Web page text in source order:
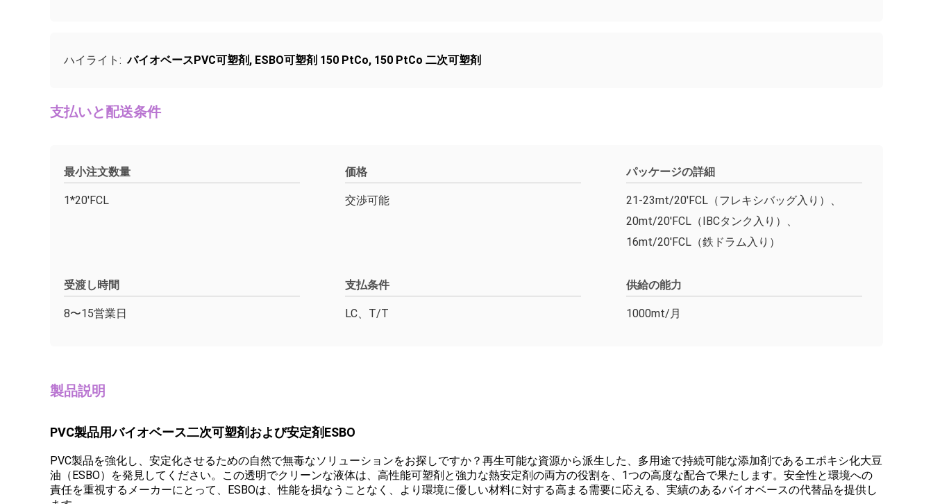
ハイライト: バイオベースPVC可塑剤 , ESBO可塑剤 150 PtCo, 150 PtCo 二次可塑剤
支払いと配送条件
最小注文数量
1*20'FCL
価格
交渉可能
パッケージの詳細
21-23mt/20'FCL（フレキシバッグ入り）、
20mt/20'FCL（IBCタンク入り）、
16mt/20'FCL（鉄ドラム入り）
受渡し時間
8〜15営業日
支払条件
LC、T/T
供給の能力
1000mt/月
製品説明
PVC製品用バイオベース二次可塑剤および安定剤ESBO
PVC製品を強化し、安定化させるための自然で無毒なソリューションをお探しですか？再生可能な資源から派生した、多用途で持続可能な添加剤であるエポキシ化大豆
油（ESBO）を発見してください。この透明でクリーンな液体は、高性能可塑剤と強力な熱安定剤の両方の役割を、1つの高度な配合で果たします。安全性と環境への
責任を重視するメーカーにとって、ESBOは、性能を損なうことなく、より環境に優しい材料に対する高まる需要に応える、実績のあるバイオベースの代替品を提供し